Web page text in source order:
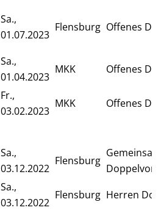
Sa.,
01.07.2023
Flensburg Offenes
Sa.,
01.04.2023
MKK Offenes
Fr.,
03.02.2023
MKK Offenes
Sa.,
03.12.2022
Flensburg
Sa.,
03.12.2022
Flensburg Herren